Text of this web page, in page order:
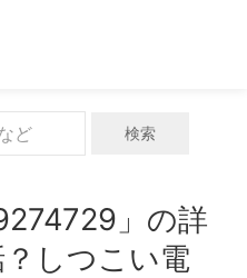
検索
」の詳
しつこい電